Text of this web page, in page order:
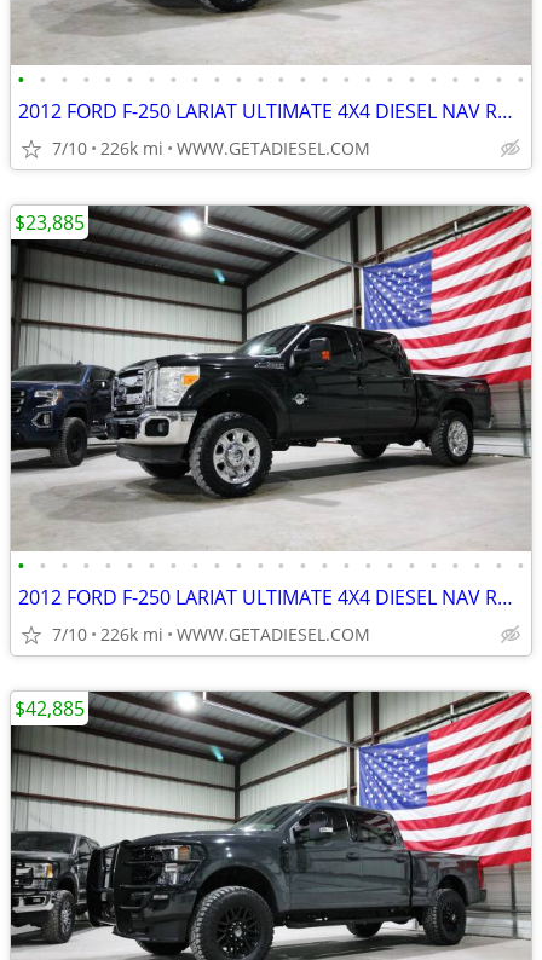
• • • • • • • • • • • • • • • • • • • • • • • •
2012 FORD F-250 LARIAT ULTIMATE 4X4 DIESEL NAV ROOF NEW 35'S B&W HITCH
7/10 226k mi WWW.GETADIESEL.COM
• • • • • • • • • • • • • • • • • • • • • • • •
2012 FORD F-250 LARIAT ULTIMATE 4X4 DIESEL NAV ROOF NEW 35'S B&W HITCH
7/10 226k mi WWW.GETADIESEL.COM
$23,885
$42,885